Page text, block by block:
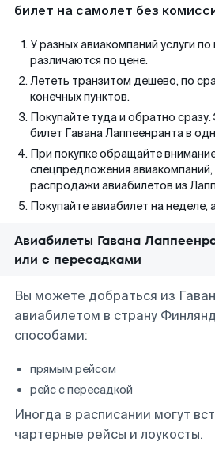
билет на самолет без
У разных авиакомпаний услуги по
различаются по цене.
Лететь транзитом дешево, по
конечных пунктов.
Покупайте туда и обратно
билет Гавана Лаппеенранта в
При покупке обращайте
спецпредложения авиакомпаний,
распродажи авиабилетов из
Покупайте авиабилет на неделе,
Авиабилеты Гавана
или с пересадками
Вы можете добраться из
авиабилетом в страну
способами:
прямым рейсом
рейс с пересадкой
Иногда в расписании могут
чартерные рейсы и лоукосты.